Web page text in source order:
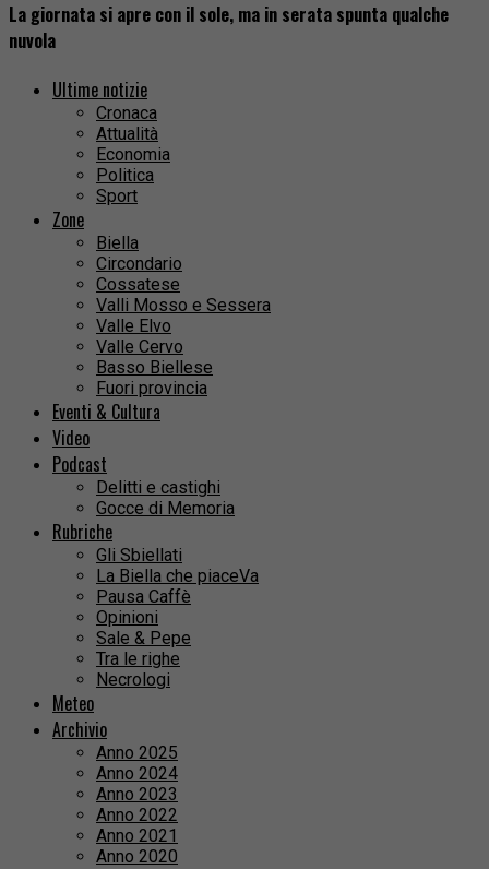
La giornata si apre con il sole, ma in serata spunta qualche
nuvola
Ultime notizie
Cronaca
Attualità
Economia
Politica
Sport
Zone
Biella
Circondario
Cossatese
Valli Mosso e Sessera
Valle Elvo
Valle Cervo
Basso Biellese
Fuori provincia
Eventi & Cultura
Video
Podcast
Delitti e castighi
Gocce di Memoria
Rubriche
Gli Sbiellati
La Biella che piaceVa
Pausa Caffè
Opinioni
Sale & Pepe
Tra le righe
Necrologi
Meteo
Archivio
Anno 2025
Anno 2024
Anno 2023
Anno 2022
Anno 2021
Anno 2020